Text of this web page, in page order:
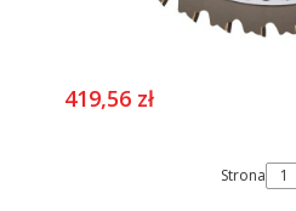
419,56 zł
Strona